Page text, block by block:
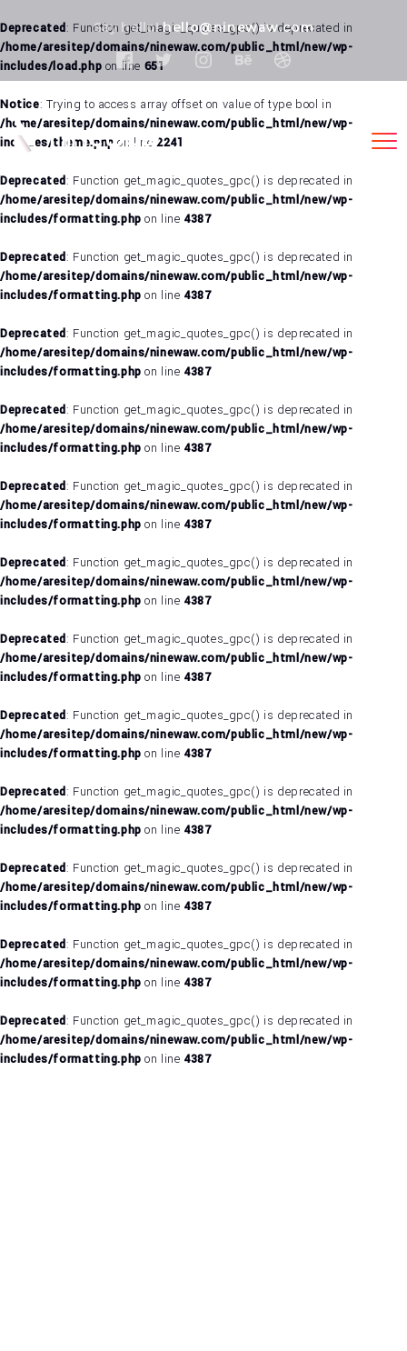
Deprecated: Function get_magic_quotes_gpc() is deprecated in
/home/aresitep/domains/ninewaw.com/public_html/new/wp-
includes/load.php on line 651
Notice: Trying to access array offset on value of type bool in
/home/aresitep/domains/ninewaw.com/public_html/new/wp-
includes/theme.php on line2241
Deprecated: Function get_magic_quotes_gpc() is deprecated in
/home/aresitep/domains/ninewaw.com/public_html/new/wp-
includes/formatting.php on line 4387
Deprecated: Function get_magic_quotes_gpc() is deprecated in
/home/aresitep/domains/ninewaw.com/public_html/new/wp-
includes/formatting.php on line 4387
Deprecated: Function get_magic_quotes_gpc() is deprecated in
/home/aresitep/domains/ninewaw.com/public_html/new/wp-
includes/formatting.php on line 4387
Deprecated: Function get_magic_quotes_gpc() is deprecated in
/home/aresitep/domains/ninewaw.com/public_html/new/wp-
includes/formatting.php on line 4387
Deprecated: Function get_magic_quotes_gpc() is deprecated in
/home/aresitep/domains/ninewaw.com/public_html/new/wp-
includes/formatting.php on line 4387
Deprecated: Function get_magic_quotes_gpc() is deprecated in
/home/aresitep/domains/ninewaw.com/public_html/new/wp-
includes/formatting.php on line 4387
Deprecated: Function get_magic_quotes_gpc() is deprecated in
/home/aresitep/domains/ninewaw.com/public_html/new/wp-
includes/formatting.php on line 4387
Deprecated: Function get_magic_quotes_gpc() is deprecated in
/home/aresitep/domains/ninewaw.com/public_html/new/wp-
includes/formatting.php on line 4387
Deprecated: Function get_magic_quotes_gpc() is deprecated in
/home/aresitep/domains/ninewaw.com/public_html/new/wp-
includes/formatting.php on line 4387
Deprecated: Function get_magic_quotes_gpc() is deprecated in
/home/aresitep/domains/ninewaw.com/public_html/new/wp-
includes/formatting.php on line 4387
Deprecated: Function get_magic_quotes_gpc() is deprecated in
/home/aresitep/domains/ninewaw.com/public_html/new/wp-
includes/formatting.php on line 4387
Deprecated: Function get_magic_quotes_gpc() is deprecated in
/home/aresitep/domains/ninewaw.com/public_html/new/wp-
includes/formatting.php on line 4387
Say hello! hello@ninewaw.com